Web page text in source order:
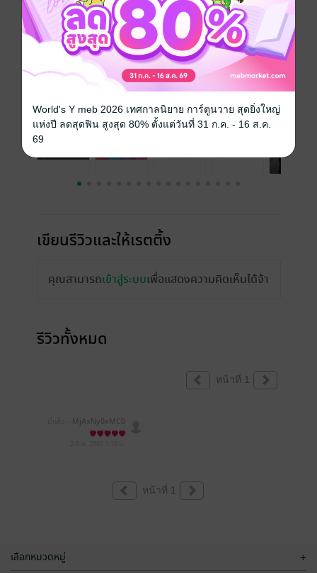
ความยาว 424 หน้า
ราคาปก 385 บาท (ประหยัด 9%)
เรื่องที่คุณน่าจะสนใจ
เขียนรีวิวและให้เรตติ้ง
คุณสามารถเข้าสู่ระบบเพื่อแสดงความคิดเห็นได้จ้า
รีวิวทั้งหมด
หน้าที่ 1
MjAxNy0xMC0
yMiAxNjozMzo0MQ==
หน้าที่ 1
เลือกหมวดหมู่ +
World's Y meb 2026 เทศกาลนิยาย การ์ตูนวาย สุดยิ่งใหญ่
แห่งปี ลดสุดฟิน สูงสุด 80% ตั้งแต่วันที่ 31 ก.ค. - 16 ส.ค.
69